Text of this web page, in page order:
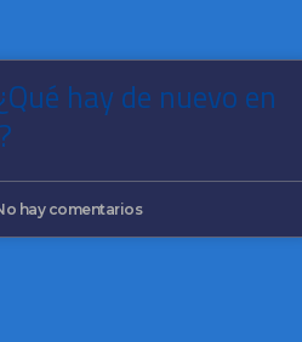
hay de nuevo en
hay comentarios